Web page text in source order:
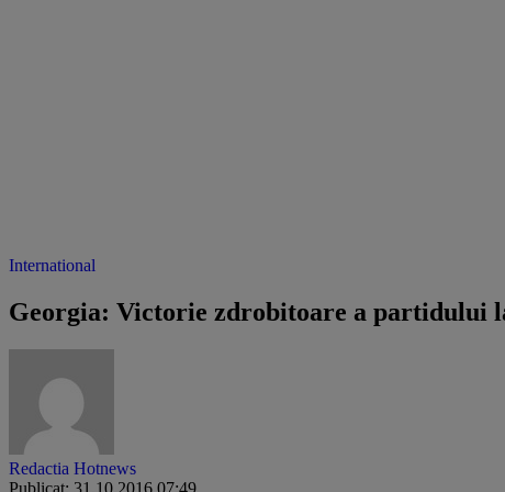
International
Georgia: Victorie zdrobitoare a partidului
Redactia Hotnews
Publicat: 31.10.2016 07:49